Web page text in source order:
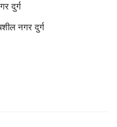
दुर्ग
नगर दुर्ग